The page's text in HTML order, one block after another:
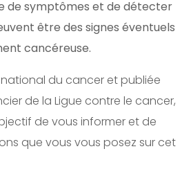
de symptômes et de détecter
être des signes éventuels
cancéreuse.
du cancer et publiée
de la Ligue contre le cancer,
de vous informer et de
que vous vous posez sur cet